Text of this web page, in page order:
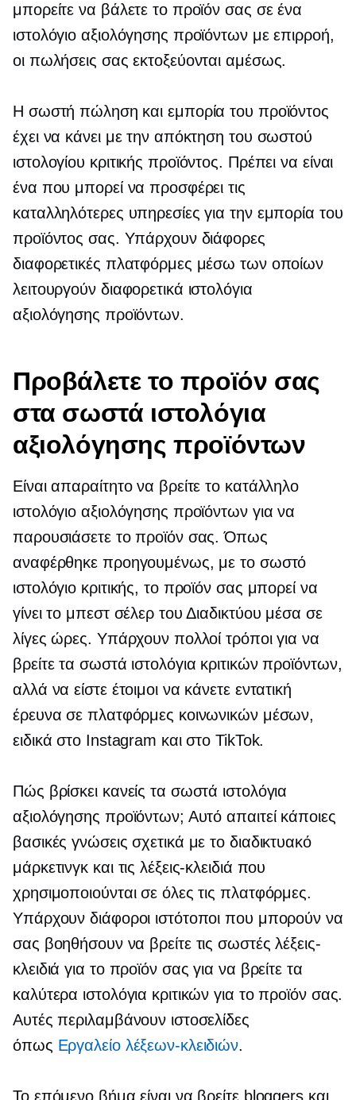
μπορείτε να βάλετε το προϊόν σας σε ένα
ιστολόγιο αξιολόγησης προϊόντων με επιρροή,
οι πωλήσεις σας εκτοξεύονται αμέσως.
Η σωστή πώληση και εμπορία του προϊόντος
έχει να κάνει με την απόκτηση του σωστού
ιστολογίου κριτικής προϊόντος. Πρέπει να είναι
ένα που μπορεί να προσφέρει τις
καταλληλότερες υπηρεσίες για την εμπορία του
προϊόντος σας. Υπάρχουν διάφορες
διαφορετικές πλατφόρμες μέσω των οποίων
λειτουργούν διαφορετικά ιστολόγια
αξιολόγησης προϊόντων.
Προβάλετε το προϊόν σας
στα σωστά ιστολόγια
αξιολόγησης προϊόντων
Είναι απαραίτητο να βρείτε το κατάλληλο
ιστολόγιο αξιολόγησης προϊόντων για να
παρουσιάσετε το προϊόν σας. Όπως
αναφέρθηκε προηγουμένως, με το σωστό
ιστολόγιο κριτικής, το προϊόν σας μπορεί να
γίνει το μπεστ σέλερ του Διαδικτύου μέσα σε
λίγες ώρες. Υπάρχουν πολλοί τρόποι για να
βρείτε τα σωστά ιστολόγια κριτικών προϊόντων,
αλλά να είστε έτοιμοι να κάνετε εντατική
έρευνα σε πλατφόρμες κοινωνικών μέσων,
ειδικά στο Instagram και στο TikTok.
Πώς βρίσκει κανείς τα σωστά ιστολόγια
αξιολόγησης προϊόντων; Αυτό απαιτεί κάποιες
βασικές γνώσεις σχετικά με το διαδικτυακό
μάρκετινγκ και τις λέξεις-κλειδιά που
χρησιμοποιούνται σε όλες τις πλατφόρμες.
Υπάρχουν διάφοροι ιστότοποι που μπορούν να
σας βοηθήσουν να βρείτε τις σωστές λέξεις-
κλειδιά για το προϊόν σας για να βρείτε τα
καλύτερα ιστολόγια κριτικών για το προϊόν σας.
Αυτές περιλαμβάνουν ιστοσελίδες
όπως Εργαλείο λέξεων-κλειδιών.
Το επόμενο βήμα είναι να βρείτε bloggers και